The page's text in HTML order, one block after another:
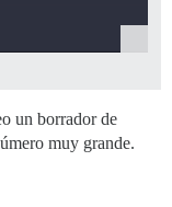
un borrador de
muy grande.